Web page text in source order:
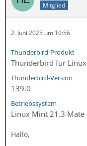
Mitglied
2. Juni 2025 um 10:56
Thunderbird-Produkt
Thunderbird für Linux
Thunderbird-Version
139.0
Betriebssystem
Linux Mint 21.3 Mate
Hallo,